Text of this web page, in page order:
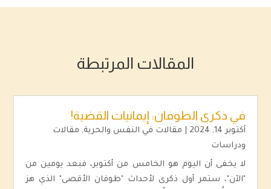
المقالات المرتبطة
في ذكرى الطوفان: إيمانيات القضية!
أكتوبر 14, 2024 مقالات في النفس والحرية, مقالات
ودراسات
لا يخفى أن اليوم هو الخامس من أكتوبر، فبعد يومين من
"الآن"، ستمر أول ذكرى لأحداث "طوفان الأقصى" الذي هز